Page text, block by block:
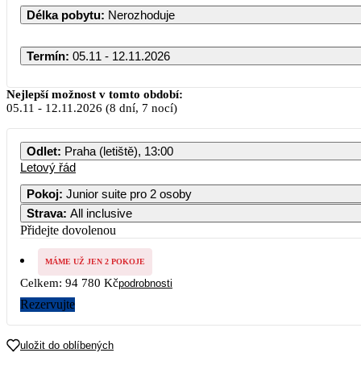
Délka pobytu: Nerozhoduje
Termín: 05.11 - 12.11.2026
Listopad 2026
PO ÚT ST ČT PÁ SO
Nejlepší možnost v tomto období:
05.11 - 12.11.2026 (8 dní, 7 nocí)
Odlet: Praha (letiště), 13:00
Letový řád
Pokoj: Junior suite pro 2 osoby
Strava: All inclusive
Přidejte dovolenou
MÁME UŽ JEN 2 POKOJE
Celkem: 94 780 Kčpodrobnosti
Rezervujte
uložit do oblíbených